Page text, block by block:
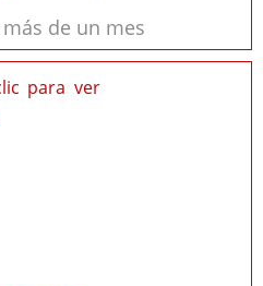
de un mes